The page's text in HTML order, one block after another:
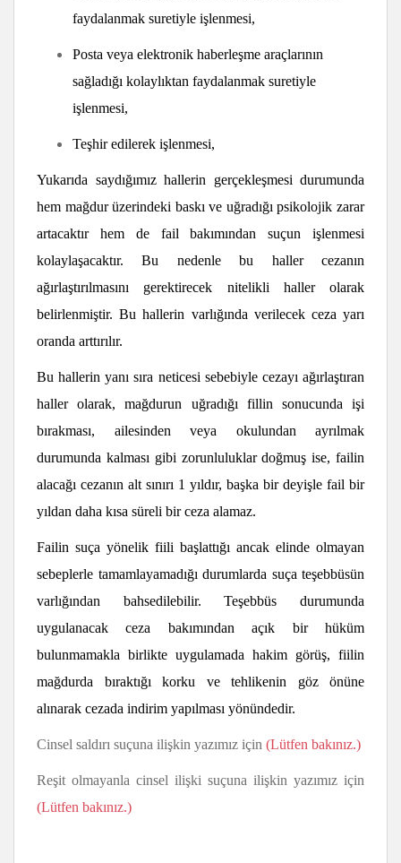
faydalanmak suretiyle işlenmesi,
Posta veya elektronik haberleşme araçlarının
sağladığı kolaylıktan faydalanmak suretiyle
işlenmesi,
Teşhir edilerek işlenmesi,
Yukarıda saydığımız hallerin gerçekleşmesi durumunda
hem mağdur üzerindeki baskı ve uğradığı psikolojik zarar
artacaktır hem de fail bakımından suçun işlenmesi
kolaylaşacaktır. Bu nedenle bu haller cezanın
ağırlaştırılmasını gerektirecek nitelikli haller olarak
belirlenmiştir. Bu hallerin varlığında verilecek ceza yarı
oranda arttırılır.
Bu hallerin yanı sıra neticesi sebebiyle cezayı ağırlaştıran
haller olarak, mağdurun uğradığı fillin sonucunda işi
bırakması, ailesinden veya okulundan ayrılmak
durumunda kalması gibi zorunluluklar doğmuş ise, failin
alacağı cezanın alt sınırı 1 yıldır, başka bir deyişle fail bir
yıldan daha kısa süreli bir ceza alamaz.
Failin suça yönelik fiili başlattığı ancak elinde olmayan
sebeplerle tamamlayamadığı durumlarda suça teşebbüsün
varlığından bahsedilebilir. Teşebbüs durumunda
uygulanacak ceza bakımından açık bir hüküm
bulunmamakla birlikte uygulamada hakim görüş, fiilin
mağdurda bıraktığı korku ve tehlikenin göz önüne
alınarak cezada indirim yapılması yönündedir.
Cinsel saldırı suçuna ilişkin yazımız için (Lütfen bakınız.)
Reşit olmayanla cinsel ilişki suçuna ilişkin yazımız için
(Lütfen bakınız.)